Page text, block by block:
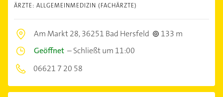
ÄRZTE: ALLGEMEINMEDIZIN (FACHÄRZTE)
Am Markt 28,36251 Bad Hersfeld
133 m
Geöffnet –Schließt um 11:00
06621 7 20 58